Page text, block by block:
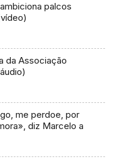
palcos
da Associação
me perdoe, por
diz Marcelo a